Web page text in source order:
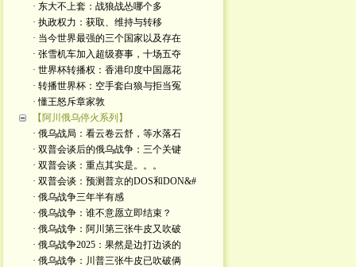
· 东大不上套：战狼战怂哪个多
· 执政权力：获取、维持与转移
· 当今世界最强的三个国家以及存在
· 张雪机车加入超级赛事，十场五夺
· 世界杯转播权：香港印度中国愿花
· 转播世界杯：空手套白狼与拒当冤
· 懂王怒斥章家敦
【阿川俄乌停火系列】
· 俄乌战局：看云卷云舒，等水落石
· 双普会谈后的俄乌战争：三个关键
· 双普会谈：重点其实是。。。
· 双普会谈：预测普京的DOS和DON&#
· 俄乌战争三年半有感
· 俄乌战争：谁不意愿立即结束？
· 俄乌战争：阿川第三张牛皮又吹破
· 俄乌战争2025：果然是边打边谈的
· 俄乌战争：川普三张牛皮已吹破俩